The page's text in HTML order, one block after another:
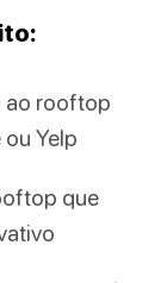
ao rooftop
Yelp
que